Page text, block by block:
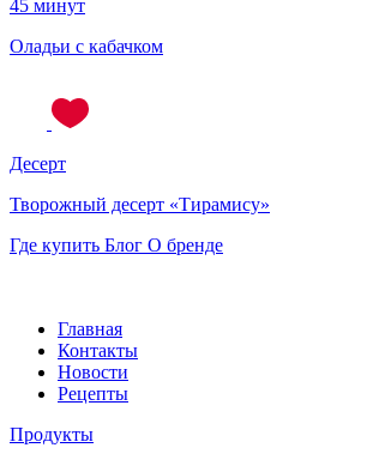
45 минут
Оладьи с кабачком
Десерт
Творожный десерт «Тирамису»
Где купить Блог О бренде
Главная
Контакты
Новости
Рецепты
Продукты